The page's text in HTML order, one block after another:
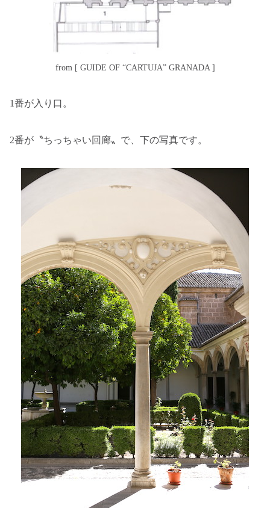
from [ GUIDE OF “CARTUJA” GRANADA ]
1番が入り口。
2番が〝ちっちゃい回廊〟で、下の写真です。